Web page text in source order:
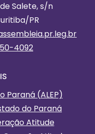
Salete, s/n
PR
4092
Paraná (ALEP)
do Paraná
Atitude